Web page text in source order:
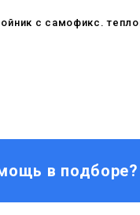
c самофикс.
в